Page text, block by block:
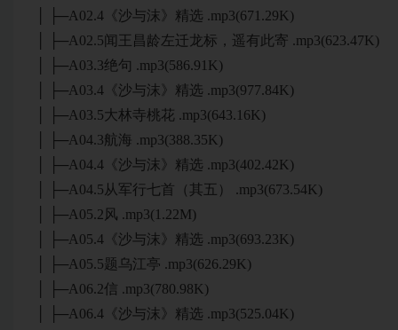
│ ├─A02.4《沙与沫》精选 .mp3(671.29K)
│ ├─A02.5闻王昌龄左迁龙标，遥有此寄 .mp3(623.47K)
│ ├─A03.3绝句 .mp3(586.91K)
│ ├─A03.4《沙与沫》精选 .mp3(977.84K)
│ ├─A03.5大林寺桃花 .mp3(643.16K)
│ ├─A04.3航海 .mp3(388.35K)
│ ├─A04.4《沙与沫》精选 .mp3(402.42K)
│ ├─A04.5从军行七首（其五） .mp3(673.54K)
│ ├─A05.2风 .mp3(1.22M)
│ ├─A05.4《沙与沫》精选 .mp3(693.23K)
│ ├─A05.5题乌江亭 .mp3(626.29K)
│ ├─A06.2信 .mp3(780.98K)
│ ├─A06.4《沙与沫》精选 .mp3(525.04K)